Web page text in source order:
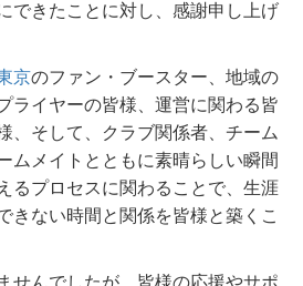
できたことに対し、感謝申し上げ
京のファン・ブースター、地域の
ライヤーの皆様、運営に関わる皆
、そして、クラブ関係者、チーム
ムメイトとともに素晴らしい瞬間
るプロセスに関わることで、生涯
きない時間と関係を皆様と築くこ